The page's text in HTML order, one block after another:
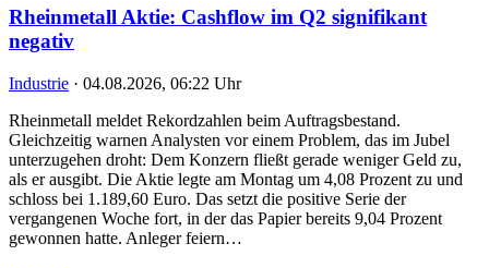
Rheinmetall Aktie: Cashflow im Q2 signifikant
negativ
Industrie · 04.08.2026, 06:22 Uhr
Rheinmetall meldet Rekordzahlen beim Auftragsbestand.
Gleichzeitig warnen Analysten vor einem Problem, das im Jubel
unterzugehen droht: Dem Konzern fließt gerade weniger Geld zu,
als er ausgibt. Die Aktie legte am Montag um 4,08 Prozent zu und
schloss bei 1.189,60 Euro. Das setzt die positive Serie der
vergangenen Woche fort, in der das Papier bereits 9,04 Prozent
gewonnen hatte. Anleger feiern…